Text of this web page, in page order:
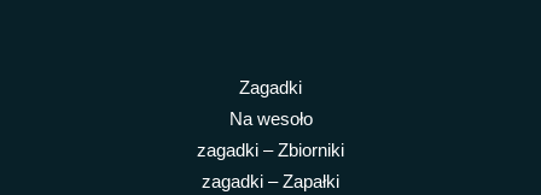
Zagadki
Na wesoło
zagadki – Zbiorniki
zagadki – Zapałki